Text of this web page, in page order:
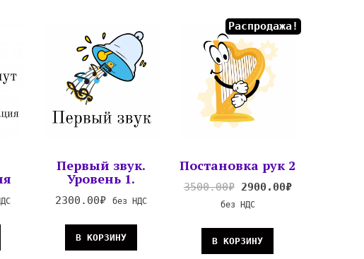
Первый звук.
Уровень 1.
2300.00₽ без НДС
В КОРЗИНУ
Распродажа!
Постановка рук 2
3500.00₽ 2900.00₽
без НДС
В КОРЗИНУ